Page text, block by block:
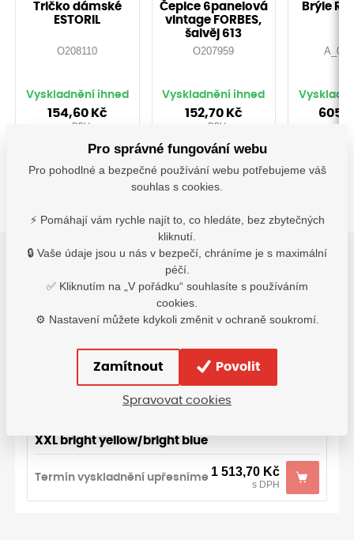
Tričko dámské
ESTORIL
O208110
Vyskladnění ihned
154,60 Kč
s DPH
Detail
Čepice 6panelová
vintage FORBES,
šalvěj 613
O207959
Vyskladnění ihned
152,70 Kč
s DPH
Do košíku
Brýle
s
Varianty 2
Varianty
XL bright yellow/bright blue
Termín vyskladnění upřesníme 1 513,70Kč
XXL bright yellow/bright blue
Termín vyskladnění upřesníme 1 513,70 Kč
s DPH
Pro správné fungování webu
Pro pohodlné a bezpečné používání webu potřebujeme váš
souhlas s cookies.
⚡ Pomáhají vám rychle najít to, co hledáte, bez zbytečných
kliknutí.
🔒 Vaše údaje jsou u nás v bezpečí, chráníme je s maximální
péčí.
✅ Kliknutím na „V pořádku“ souhlasíte s používáním
cookies.
⚙️ Nastavení můžete kdykoli změnit v ochraně soukromí.
Zamítnout Povolit
Spravovat cookies